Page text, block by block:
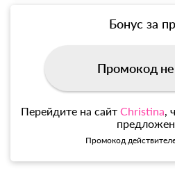
Бонус за
Промокод
Перейдите на сайт Christina ,
Промокод